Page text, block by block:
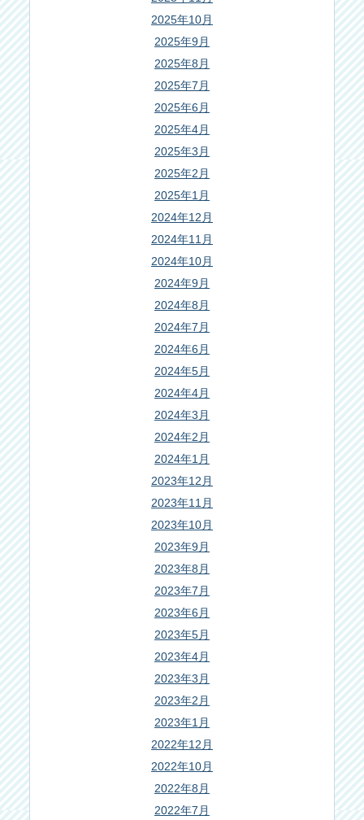
2025年10月
2025年9月
2025年8月
2025年7月
2025年6月
2025年4月
2025年3月
2025年2月
2025年1月
2024年12月
2024年11月
2024年10月
2024年9月
2024年8月
2024年7月
2024年6月
2024年5月
2024年4月
2024年3月
2024年2月
2024年1月
2023年12月
2023年11月
2023年10月
2023年9月
2023年8月
2023年7月
2023年6月
2023年5月
2023年4月
2023年3月
2023年2月
2023年1月
2022年12月
2022年10月
2022年8月
2022年7月